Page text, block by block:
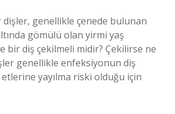
dişler, genellikle çenede bulunan
gömülü olan yirmi yaş
bir diş çekilmeli midir? Çekilirse ne
genellikle enfeksiyonun diş
yayılma riski olduğu için